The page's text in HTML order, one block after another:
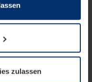
unbedingt
Typen benötigen
können Sie jederzeit
ändern oder
zulassen